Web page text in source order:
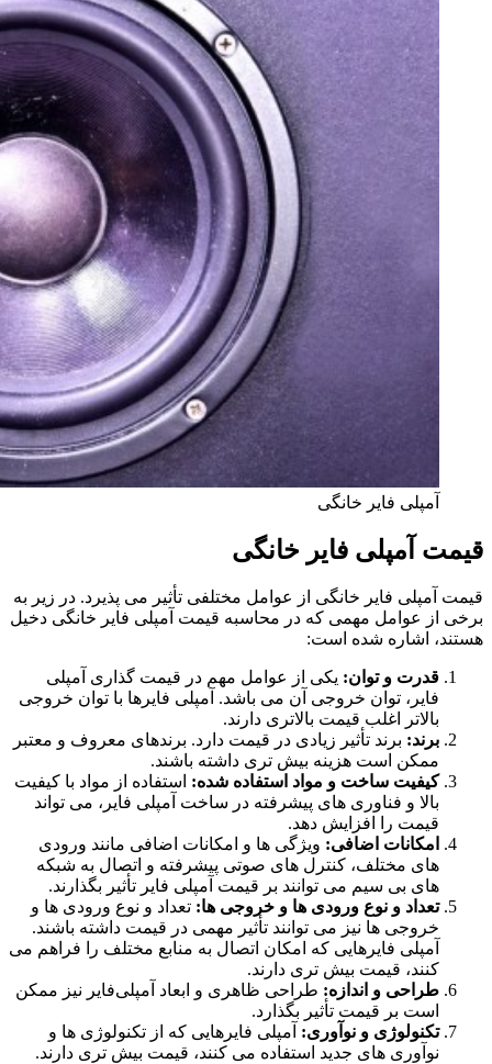
آمپلی فایر خانگی
قیمت آمپلی فایر خانگی
قیمت آمپلی‌ فایر خانگی از عوامل مختلفی تأثیر می‌ پذیرد. در زیر به
برخی از عوامل مهمی که در محاسبه قیمت آمپلی‌ فایر خانگی دخیل
هستند، اشاره شده است:
قدرت و توان: یکی از عوامل مهم در قیمت‌ گذاری آمپلی‌
فایر، توان خروجی آن می‌ باشد. آمپلی‌ فایرها با توان خروجی
بالاتر اغلب قیمت بالاتری دارند.
برند: برند تأثیر زیادی در قیمت دارد. برندهای معروف و معتبر
ممکن است هزینه بیش تری داشته باشند.
کیفیت ساخت و مواد استفاده شده: استفاده از مواد با کیفیت
بالا و فناوری‌ های پیشرفته در ساخت آمپلی‌ فایر، می‌ تواند
قیمت را افزایش دهد.
امکانات اضافی: ویژگی‌ ها و امکانات اضافی مانند ورودی‌
های مختلف، کنترل‌ های صوتی پیشرفته و اتصال به شبکه‌
های بی‌ سیم می‌ توانند بر قیمت آمپلی‌ فایر تأثیر بگذارند.
تعداد و نوع ورودی‌ ها و خروجی‌ ها: تعداد و نوع ورودی‌ ها و
خروجی‌ ها نیز می‌ توانند تأثیر مهمی در قیمت داشته باشند.
آمپلی‌ فایرهایی که امکان اتصال به منابع مختلف را فراهم می‌
کنند، قیمت بیش تری دارند.
طراحی و اندازه: طراحی ظاهری و ابعاد آمپلی‌فایر نیز ممکن
است بر قیمت تأثیر بگذارد.
تکنولوژی و نوآوری: آمپلی‌ فایرهایی که از تکنولوژی‌ ها و
نوآوری‌ های جدید استفاده می‌ کنند، قیمت بیش تری دارند.